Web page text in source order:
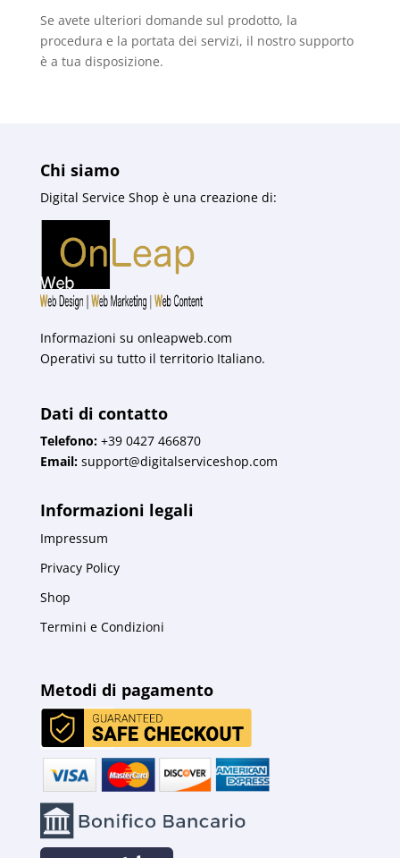
Se avete ulteriori domande sul prodotto, la
procedura e la portata dei servizi, il nostro supporto
è a tua disposizione.
Chi siamo
Digital Service Shop è una creazione di:
Informazioni su onleapweb.com
Operativi su tutto il territorio Italiano.
Dati di contatto
Telefono:+39 0427 466870
Email: support@digitalserviceshop.com
Informazioni legali
Impressum
Privacy Policy
Shop
Termini e Condizioni
Metodi di pagamento